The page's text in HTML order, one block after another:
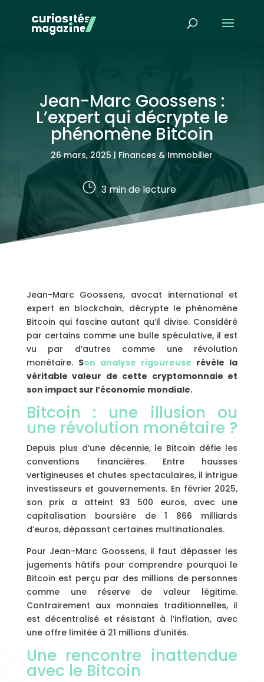
Jean-Marc Goossens :
L’expert qui décrypte le
phénomène Bitcoin
26 mars, 2025 | Finances & Immobilier
} 3min de lecture
Jean-Marc Goossens, avocat international et
expert en blockchain, décrypte le phénomène
Bitcoin qui fascine autant qu’il divise. Considéré
par certains comme une bulle spéculative, il est
vu par d’autres comme une révolution
monétaire. Son analyse rigoureuse révèle la
véritable valeur de cette cryptomonnaie et
son impact sur l’économie mondiale.
Bitcoin : une illusion ou
une révolution monétaire ?
Depuis plus d’une décennie, le Bitcoin défie les
conventions financières. Entre hausses
vertigineuses et chutes spectaculaires, il intrigue
investisseurs et gouvernements. En février 2025,
son prix a atteint 93 500 euros, avec une
capitalisation boursière de 1 866 milliards
d’euros, dépassant certaines multinationales.
Pour Jean-Marc Goossens, il faut dépasser les
jugements hâtifs pour comprendre pourquoi le
Bitcoin est perçu par des millions de personnes
comme une réserve de valeur légitime.
Contrairement aux monnaies traditionnelles, il
est décentralisé et résistant à l’inflation, avec
une offre limitée à 21 millions d’unités.
Une rencontre inattendue
avec le Bitcoin